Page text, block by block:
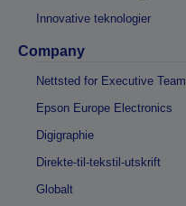
Innovative teknologier
Company
Nettsted for Executive Team
Epson Europe Electronics
Digigraphie
Direkte-til-tekstil-utskrift
Globalt